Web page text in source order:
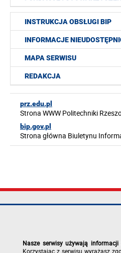
INSTRUKCJA OBSŁUGI BIP
INFORMACJE
MAPA SERWISU
REDAKCJA
prz.edu.pl
Strona WWW Politechniki
bip.gov.pl
Strona główna Biuletynu
Politechnika
al. Powstańców
tel.: +48
e-mail:
Nasze serwisy używają
Korzystając z serwisu wyrażasz